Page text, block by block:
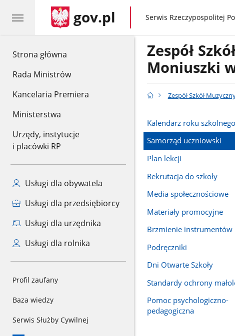
Strona główna
Rada Ministrów
Kancelaria Premiera
Ministerstwa
Urzędy, instytucje
i placówki RP
Usługi dla obywatela
Usługi dla przedsiębiorcy
Usługi dla urzędnika
Usługi dla rolnika
Profil zaufany
Baza wiedzy
Serwis Służby Cywilnej
gov.pl gov.pl
Serwis Rzeczypospolitej
Zespół
Moniuszki
Zespół Szkół
Kalendarz roku szkolnego
Samorząd uczniowski
Plan lekcji
Rekrutacja do szkoły
Media społecznościowe
Materiały promocyjne
Brzmienie instrumentów
Podręczniki
Dni Otwarte Szkoły
Standardy ochrony
Pomoc psychologiczno-
pedagogiczna